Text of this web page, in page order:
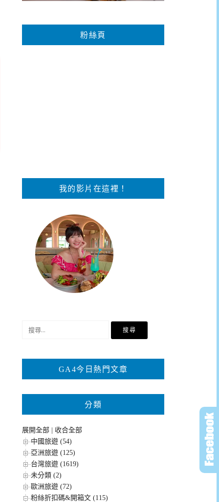
粉絲頁
我的影片在這裡！
鍵
GA4今日熱門文章
分類
展開全部
收合全部
中國旅遊 (54)
亞洲旅遊 (125)
台灣旅遊 (1619)
未分類 (2)
歐洲旅遊 (72)
粉絲折扣碼&開箱文 (115)